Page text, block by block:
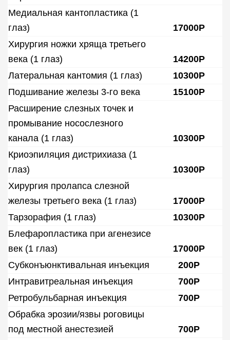
Медиальная кантопластика (1
глаз)
17000Р
Хирургия ножки хряща третьего
века (1 глаз)
14200Р
Латеральная кантомия (1 глаз)
10300Р
Подшивание железы 3-го века
15100Р
Расширение слезных точек и
промывание носослезного
канала (1 глаз)
10300Р
Криоэпиляция дистрихиаза (1
глаз)
10300Р
Хирургия пролапса слезной
железы третьего века (1 глаз)
17000Р
Тарзорафия (1 глаз)
10300Р
Блефаропластика при агенезисе
век (1 глаз)
17000Р
Субконъюнктивальная инъекция
200Р
Интравитреальная инъекция
700Р
Ретробульбарная инъекция
700Р
Обрабка эрозии/язвы роговицы
под местной анестезией
700Р